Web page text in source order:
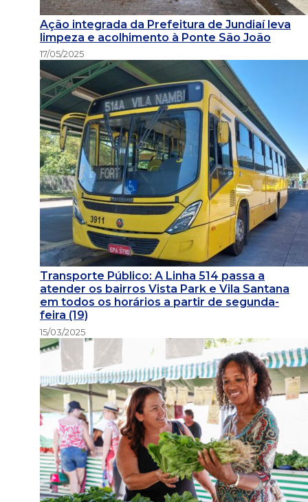
Ação integrada da Prefeitura de Jundiaí leva
limpeza e acolhimento à Ponte São João
17/05/2025
Transporte Público: A Linha 514 passa a
atender os bairros Vista Park e Vila Santana
em todos os horários a partir de segunda-
feira (19)
15/03/2025